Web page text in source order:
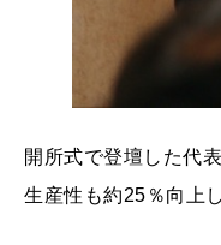
開所式で登壇した代
生産性も約25％向上